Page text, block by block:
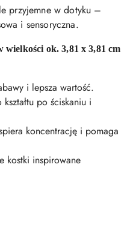
przyjemne w dotyku –
i sensoryczna.
wielkości ok. 3,81 x 3,81 cm
i lepsza wartość.
po ściskaniu i
koncentrację i pomaga
kostki inspirowane